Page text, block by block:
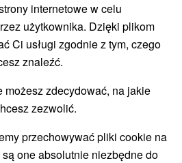
lub datę
internetowe w celu
użytkownika. Dzięki plikom
Ci usługi zgodnie z tym, czego
znaleźć.
możesz zdecydować, na jakie
zezwolić.
przechowywać pliki cookie na
one absolutnie niezbędne do